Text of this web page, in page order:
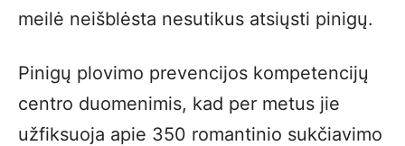
meilė neišblėsta nesutikus atsiųsti pinigų.
Pinigų plovimo prevencijos kompetencijų
centro duomenimis, kad per metus jie
užfiksuoja apie 350 romantinio sukčiavimo